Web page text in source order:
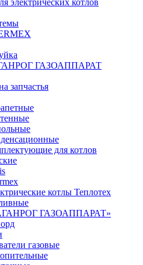
электрических котлов
ГАЗОАППАРАТ
запчастья
для котлов
котлы Теплотех
ГАЗОАППАРАТ»
газовые